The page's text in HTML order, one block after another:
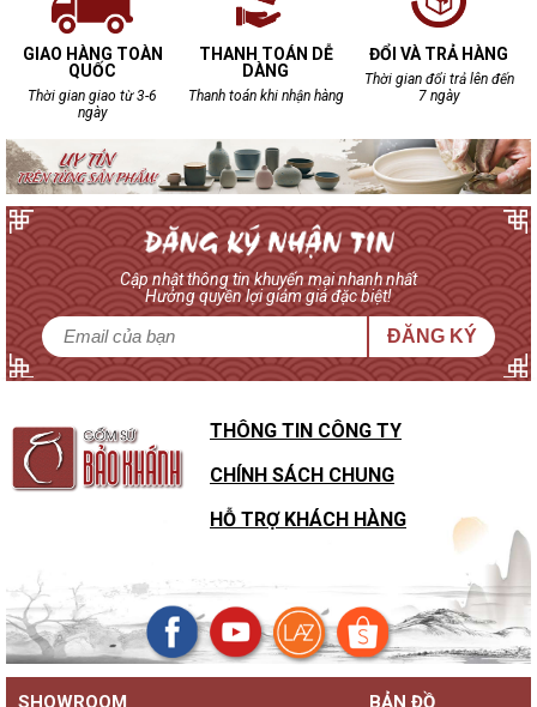
GIAO HÀNG TOÀN
QUỐC
Thời gian giao từ 3-6
ngày
THANH TOÁN DỄ
DÀNG
Thanh toán khi nhận hàng
ĐỔI VÀ TRẢ HÀNG
Thời gian đổi trả lên đến
7 ngày
Cập nhật thông tin khuyến mại nhanh nhất
Hưởng quyền lợi giảm giá đặc biệt!
ĐĂNG KÝ
THÔNG TIN CÔNG TY
CHÍNH SÁCH CHUNG
HỖ TRỢ KHÁCH HÀNG
SHOWROOM BẢN ĐỒ